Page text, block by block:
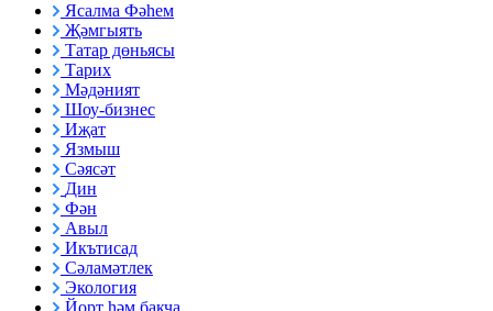
Ясалма Фәһем
Җәмгыять
Татар дөньясы
Тарих
Мәдәният
Шоу-бизнес
Иҗат
Язмыш
Сәясәт
Дин
Фән
Авыл
Икътисад
Сәламәтлек
Экология
Йорт һәм бакча